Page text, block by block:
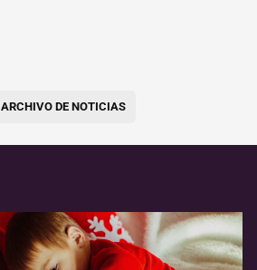
ARCHIVO DE NOTICIAS